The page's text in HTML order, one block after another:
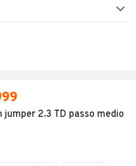
jumper 2.3 TD passo medio